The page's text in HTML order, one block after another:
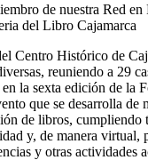
de nuestra Red en
del Libro Cajamarca
Centro Histórico de
reuniendo a 29
la sexta edición de la
que se desarrolla de
de libros, cumpliendo
y, de manera virtual,
y otras actividades